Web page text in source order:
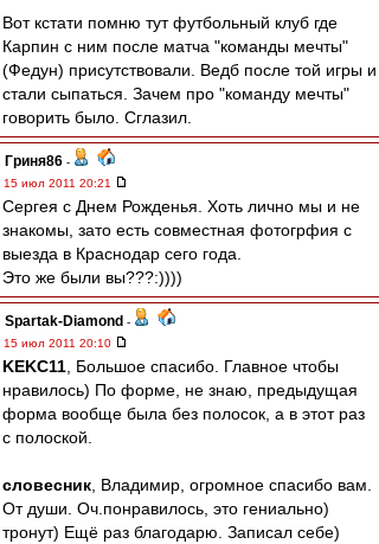
Вот кстати помню тут футбольный клуб где
Карпин с ним после матча "команды мечты"
(Федун) присутствовали. Ведб после той игры и
стали сыпаться. Зачем про "команду мечты"
говорить было. Сглазил.
Гриня86 -
15 июл 2011 20:21
Сергея с Днем Рожденья. Хоть лично мы и не
знакомы, зато есть совместная фотогрфия с
выезда в Краснодар сего года.
Это же были вы???:))))
Spartak-Diamond -
15 июл 2011 20:10
KEKC11 , Большое спасибо. Главное чтобы
нравилось) По форме, не знаю, предыдущая
форма вообще была без полосок, а в этот раз
с полоской.
словесник , Владимир, огромное спасибо вам.
От души. Оч.понравилось, это гениально)
тронут) Ещё раз благодарю. Записал себе)